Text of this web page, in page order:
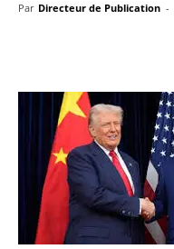
Par Directeur de Publication -